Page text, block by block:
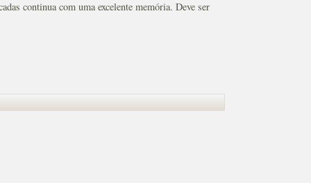
continua com uma excelente memória. Deve ser